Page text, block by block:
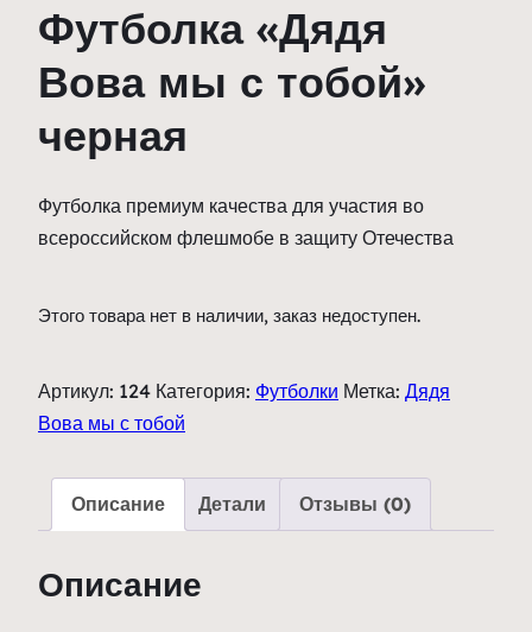
Футболка «Дядя
Вова мы с тобой»
черная
Футболка премиум качества для участия во
всероссийском флешмобе в защиту Отечества
Этого товара нет в наличии, заказ недоступен.
Артикул: 124 Категория: Футболки Метка: Дядя
Вова мы с тобой
Описание Детали Отзывы (0)
Описание